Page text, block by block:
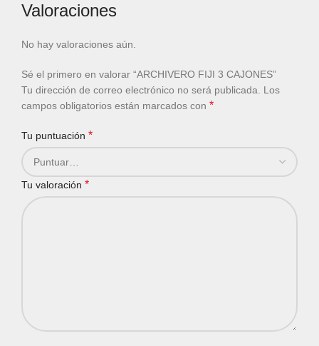
Valoraciones
No hay valoraciones aún.
Sé el primero en valorar “ARCHIVERO FIJI 3 CAJONES”
Tu dirección de correo electrónico no será publicada. Los
campos obligatorios están marcados con *
Tu puntuación *
Tu valoración *